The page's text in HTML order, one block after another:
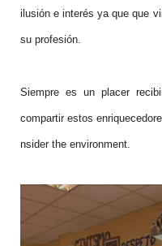
ilusión e interés ya que que
su profesión.
Siempre es un placer
compartir estos
nsider the environment.